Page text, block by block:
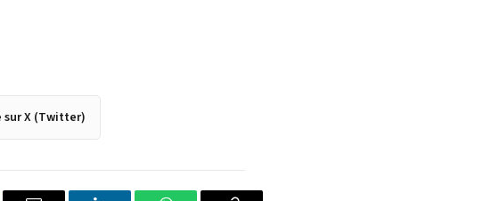
sur X (Twitter)